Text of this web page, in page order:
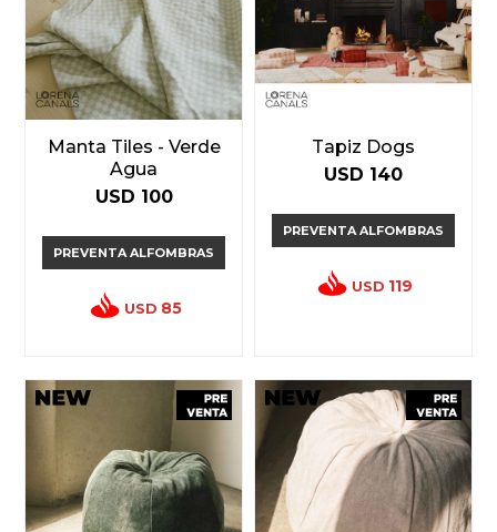
Manta Tiles - Verde
Agua
USD 100
PREVENTA ALFOMBRAS
USD 85
Tapiz Dogs
USD 140
PREVENTA ALFOMBRAS
USD 119